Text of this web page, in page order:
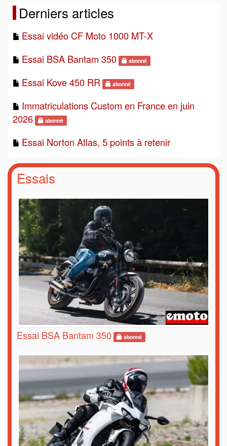
Derniers articles
Essai vidéo CF Moto 1000 MT-X
Essai BSA Bantam 350
abonné
Essai Kove 450 RR abonné
Immatriculations Custom en France en juin
2026
abonné
Essai Norton Atlas, 5 points à retenir
Essais
Essai BSA Bantam 350 abonné